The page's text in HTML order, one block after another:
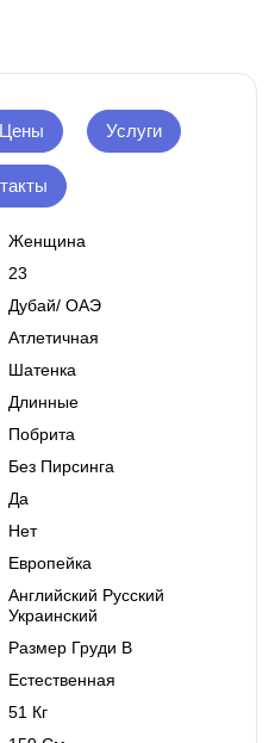
Цены Услуги
Женщина
23
Дубай/ ОАЭ
Атлетичная
Шатенка
Длинные
Побрита
Без Пирсинга
Да
Нет
Европейка
Английский Русский
Украинский
Размер Груди B
Естественная
51 Кг